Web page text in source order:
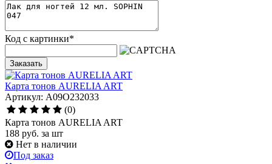
Код с картинки*
Заказать
Карта тонов AURELIA ART
Артикул: A09O232033
(0)
Карта тонов AURELIA ART
188 руб. за шт
Нет в наличии
Под заказ